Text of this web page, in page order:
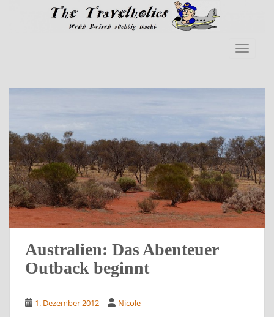
Skip to main content
Australien: Das Abenteuer
Outback beginnt
1. Dezember 2012 Nicole